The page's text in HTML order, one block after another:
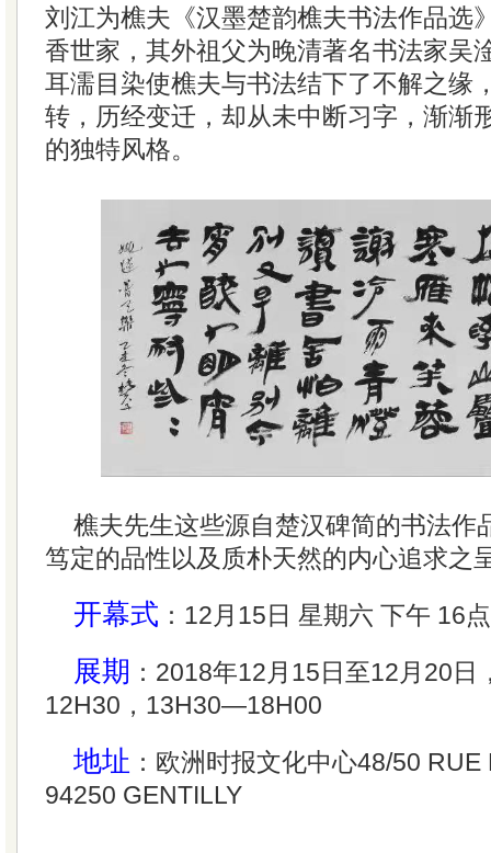
刘江为樵夫《汉墨楚韵樵夫书法作品选
香世家，其外祖父为晚清著名书法家吴
耳濡目染使樵夫与书法结下了不解之缘
转，历经变迁，却从未中断习字，渐渐
的独特风格。
樵夫先生这些源自楚汉碑简的书法作
笃定的品性以及质朴天然的内心追求之
开幕式 ：12月15日 星期六 下午 16点
展期 ：2018年12月15日至12月20
12H30，13H30—18H00
地址 ：欧洲时报文化中心48/50
94250 GENTILLY